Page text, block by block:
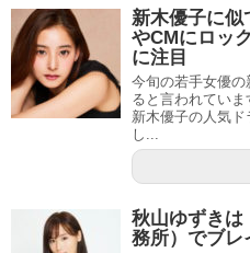
新木優子に似
やCMにロッ
に注目
今旬の若手女優
ると言われてい
新木優子の人気
し...
秋山ゆずきは
務所）でブレ